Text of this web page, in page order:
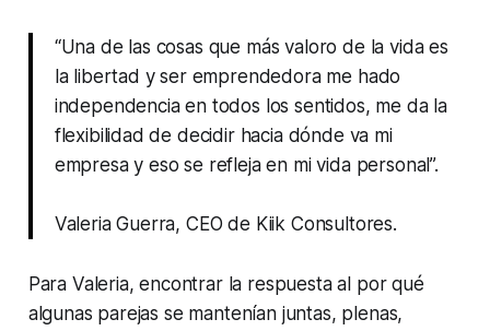
“Una de las cosas que más valoro de la vida es
la libertad y ser emprendedora me hado
independencia en todos los sentidos, me da la
flexibilidad de decidir hacia dónde va mi
empresa y eso se refleja en mi vida personal”.
Valeria Guerra, CEO de Kiik Consultores.
Para Valeria, encontrar la respuesta al por qué
algunas parejas se mantenían juntas, plenas,